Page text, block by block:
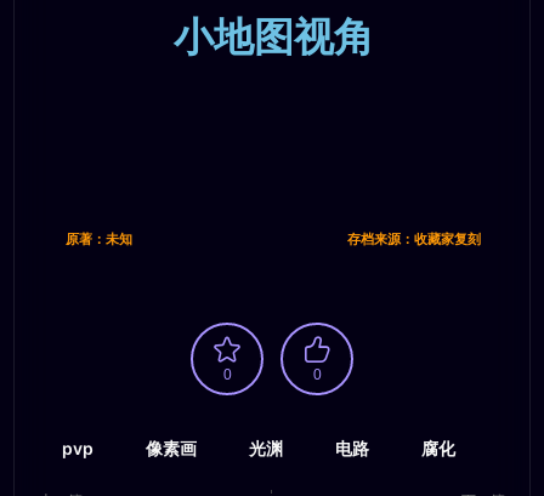
小地图视角
原著：未知 存档来源：收藏家复刻
0 0
pvp 像素画 光渊 电路 腐化